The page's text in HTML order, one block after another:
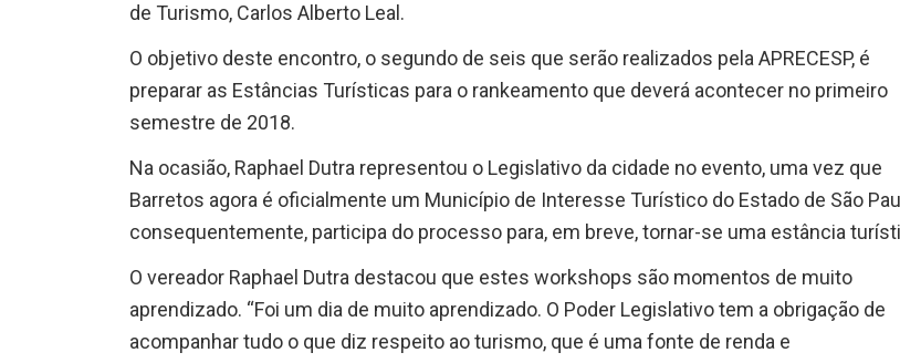
de Turismo, Carlos Alberto Leal.
O objetivo deste encontro, o segundo de seis que serão realizados pela APRECESP, é
preparar as Estâncias Turísticas para o rankeamento que deverá acontecer no primeiro
semestre de 2018.
Na ocasião, Raphael Dutra representou o Legislativo da cidade no evento, uma vez que
Barretos agora é oficialmente um Município de Interesse Turístico do Estado de São
consequentemente, participa do processo para, em breve, tornar-se uma estância
O vereador Raphael Dutra destacou que estes workshops são momentos de muito
aprendizado. “Foi um dia de muito aprendizado. O Poder Legislativo tem a obrigação de
acompanhar tudo o que diz respeito ao turismo, que é uma fonte de renda e